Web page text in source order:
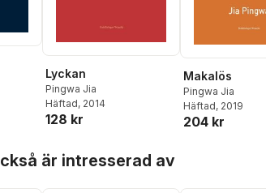
Lyckan
Pingwa Jia
Häftad, 2014
128 kr
Makalös
Pingwa Jia
Häftad, 2019
204 kr
är intresserad av